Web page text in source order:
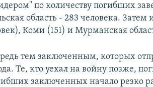
по количеству погибших
область - 283 человека. Затем
Коми (151) и Мурманская
тем заключенным, которых
Те, кто уехал на войну позже,
заключенных начало резко